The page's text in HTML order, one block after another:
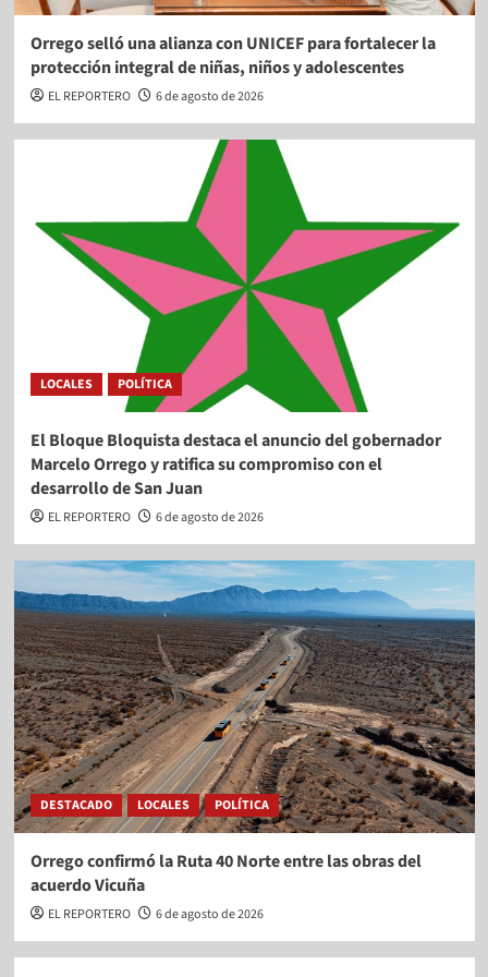
Orrego selló una alianza con UNICEF para fortalecer la
protección integral de niñas, niños y adolescentes
EL REPORTERO 6 de agosto de 2026
LOCALES POLÍTICA
El Bloque Bloquista destaca el anuncio del gobernador
Marcelo Orrego y ratifica su compromiso con el
desarrollo de San Juan
EL REPORTERO 6 de agosto de 2026
DESTACADO LOCALES POLÍTICA
Orrego confirmó la Ruta 40 Norte entre las obras del
acuerdo Vicuña
EL REPORTERO 6 de agosto de 2026